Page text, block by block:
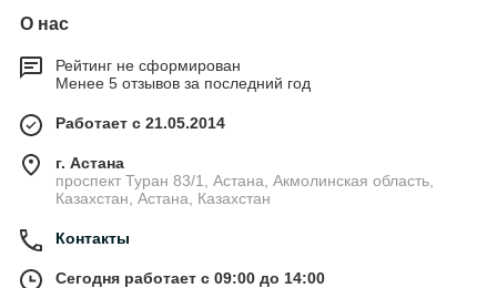
О нас
Рейтинг не сформирован
Менее 5 отзывов за последний год
Работает с 21.05.2014
г. Астана
проспект Туран 83/1, Астана, Акмолинская область,
Казахстан, Астана, Казахстан
Контакты
Сегодня работает с 09:00 до 14:00